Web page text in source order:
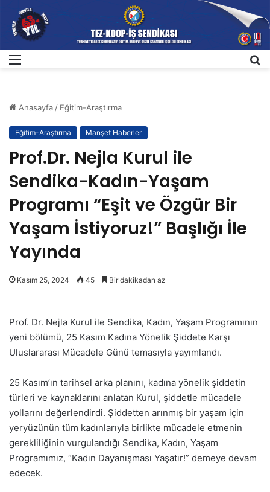
Anasayfa/ Eğitim-Araştırma
Eğitim-Araştırma Manşet Haberler
Prof.Dr. Nejla Kurul ile
Sendika-Kadın-Yaşam
Programı “Eşit ve Özgür Bir
Yaşam İstiyoruz!” Başlığı İle
Yayında
Kasım 25, 2024 45 Bir dakikadan az
Prof. Dr. Nejla Kurul ile Sendika, Kadın, Yaşam Programının
yeni bölümü, 25 Kasım Kadına Yönelik Şiddete Karşı
Uluslararası Mücadele Günü temasıyla yayımlandı.
25 Kasım’ın tarihsel arka planını, kadına yönelik şiddetin
türleri ve kaynaklarını anlatan Kurul, şiddetle mücadele
yollarını değerlendirdi. Şiddetten arınmış bir yaşam için
yeryüzünün tüm kadınlarıyla birlikte mücadele etmenin
gerekliliğinin vurgulandığı Sendika, Kadın, Yaşam
Programımız, “Kadın Dayanışması Yaşatır!” demeye devam
edecek.